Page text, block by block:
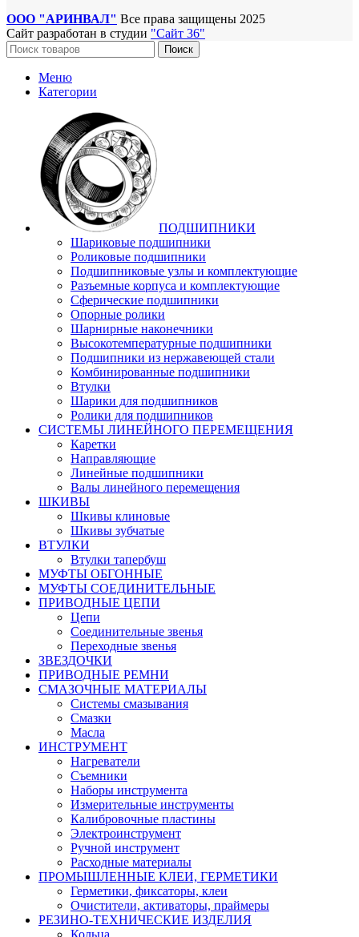
ООО "АРИНВАЛ" Все права защищены 2025
Сайт разработан в студии "Сайт 36"
Поиск
Меню
Категории
ПОДШИПНИКИ
Шариковые подшипники
Роликовые подшипники
Подшипниковые узлы и комплектующие
Разъемные корпуса и комплектующие
Сферические подшипники
Опорные ролики
Шарнирные наконечники
Высокотемпературные подшипники
Подшипники из нержавеющей стали
Комбинированные подшипники
Втулки
Шарики для подшипников
Ролики для подшипников
СИСТЕМЫ ЛИНЕЙНОГО ПЕРЕМЕЩЕНИЯ
Каретки
Направляющие
Линейные подшипники
Валы линейного перемещения
ШКИВЫ
Шкивы клиновые
Шкивы зубчатые
ВТУЛКИ
Втулки тапербуш
МУФТЫ ОБГОННЫЕ
МУФТЫ СОЕДИНИТЕЛЬНЫЕ
ПРИВОДНЫЕ ЦЕПИ
Цепи
Соединительные звенья
Переходные звенья
ЗВЕЗДОЧКИ
ПРИВОДНЫЕ РЕМНИ
СМАЗОЧНЫЕ МАТЕРИАЛЫ
Системы смазывания
Смазки
Масла
ИНСТРУМЕНТ
Нагреватели
Съемники
Наборы инструмента
Измерительные инструменты
Калибровочные пластины
Электроинструмент
Ручной инструмент
Расходные материалы
ПРОМЫШЛЕННЫЕ КЛЕИ, ГЕРМЕТИКИ
Герметики, фиксаторы, клеи
Очистители, активаторы, праймеры
РЕЗИНО-ТЕХНИЧЕСКИЕ ИЗДЕЛИЯ